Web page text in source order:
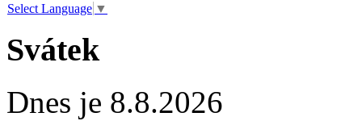
Select Language ▼
Svátek
Dnes je 8.8.2026